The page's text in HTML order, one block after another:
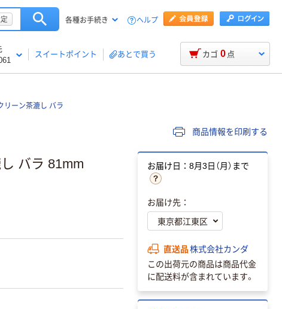
各種お手続き ヘルプ
スイートポイント あとで買う カゴ 0 点
リーン茶漉し バラ
商品情報を印刷する
バラ 81mm
お届け日：8月3日（月）まで
お届け先：
直送品株式会社カンダ
この出荷元の商品は商品代金
に配送料が含まれています。